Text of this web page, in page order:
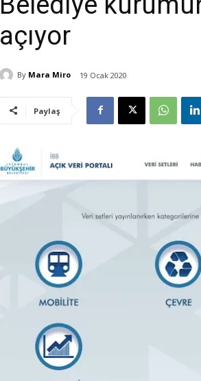
açıyor
By Mara Miro 19 Ocak 2020
Paylaş